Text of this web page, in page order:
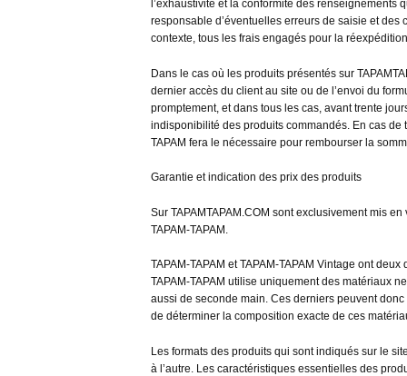
l’exhaustivité et la conformité des renseignements
responsable d’éventuelles erreurs de saisie et
contexte, tous les frais engagés pour la
Dans le cas où les produits présentés sur
dernier accès du client au site ou de l’envoi du
promptement, et dans tous les cas, avant trente
indisponibilité des produits commandés. En cas de
TAPAM fera le nécessaire pour rembourser la
Garantie et indication des prix des produits
Sur TAPAMTAPAM.COM sont exclusivement mis
TAPAM-TAPAM.
TAPAM-TAPAM et TAPAM-TAPAM Vintage ont
TAPAM-TAPAM utilise uniquement des matériaux
aussi de seconde main. Ces derniers peuvent
de déterminer la composition exacte de ces
Les formats des produits qui sont indiqués sur le
à l’autre. Les caractéristiques essentielles des